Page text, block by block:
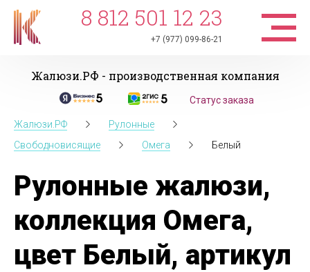
8 812 501 12 23
+7 (977) 099-86-21
Жалюзи.РФ - производственная компания
Статус заказа
Жалюзи.РФ
Рулонные
Свободновисящие
Омега Белый
Рулонные жалюзи,
коллекция Омега,
цвет Белый, артикул